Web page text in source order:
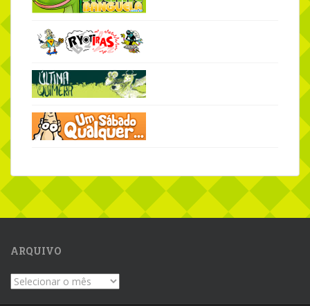
ARQUIVO
Arquivo